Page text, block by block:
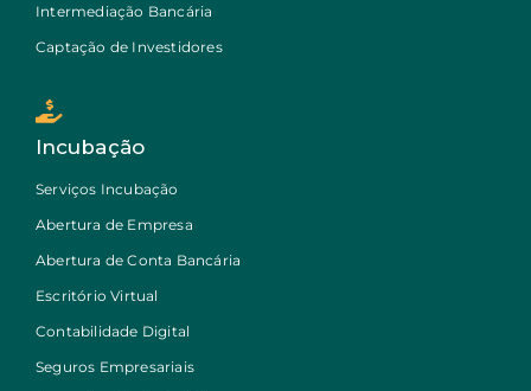
Intermediação Bancária
Captação de Investidores
Incubação
Serviços Incubação
Abertura de Empresa
Abertura de Conta Bancária
Escritório Virtual
Contabilidade Digital
Seguros Empresariais